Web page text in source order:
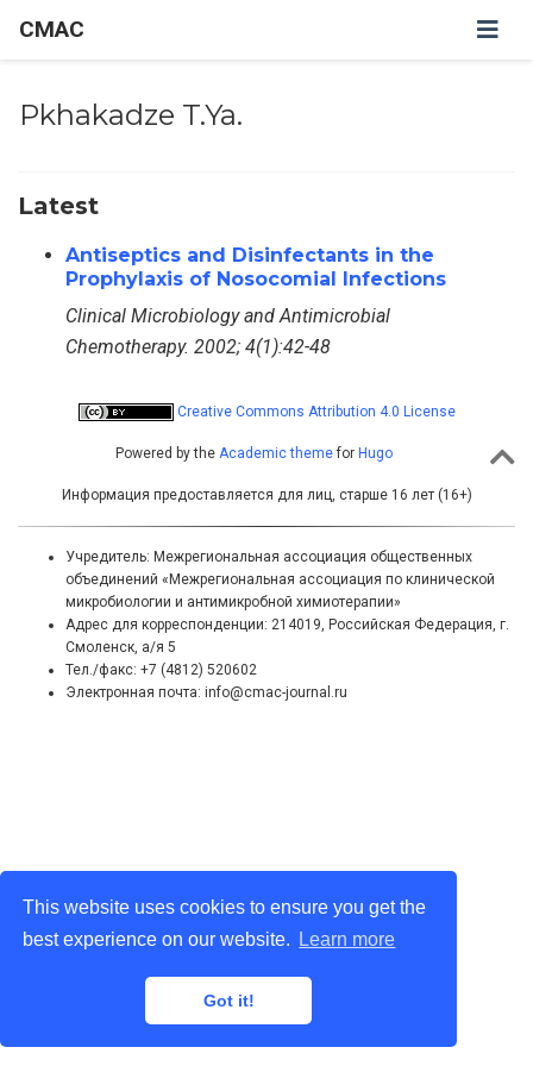
This website uses cookies to ensure you get the
best experience on our website.
Learn more
Got it!
CMAC
Pkhakadze T.Ya.
Latest
Antiseptics and Disinfectants in the
Prophylaxis of Nosocomial Infections
Clinical Microbiology and Antimicrobial
Chemotherapy. 2002; 4(1):42-48
Creative Commons Attribution 4.0 License
Powered by the Academic themefor Hugo
Информация предоставляется для лиц, старше 16 лет (16+)
Учредитель: Межрегиональная ассоциация общественных
объединений «Межрегиональная ассоциация по клинической
микробиологии и антимикробной химиотерапии»
Адрес для корреспонденции: 214019, Российская Федерация, г.
Смоленск, а/я 5
Тел./факс: +7 (4812) 520602
Электронная почта: info@cmac-journal.ru